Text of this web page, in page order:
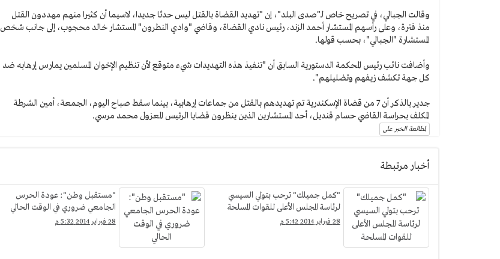
وقالت الجبالي، في تصريح خاص لـ"صدى البلد"، إن "تهديد القضاة بالقتل ليس حدثا جديدا، لاسيما أن كثيرا منهم مهددون القتل
منذ فترة، وعلى رأسهم المستشار أحمد الزند، رئيس نادي القضاة، وقاضي "وادي النطرون" المستشار خالد محجوب، إلى جانب شخص
المستشارة "الجبالي"، بحسب قولها.
وأضافت نائب رئيس المحكمة الدستورية السابق أن "تنفيذ هذه التهديدات شيء متوقع لأن تنظيم الإخوان المسلمين يمارس إرهابه ضد
كل جهة تكشف زيفهم وتضليلهم".
جدير بالذكر أن 7 من قضاة الإسكندرية تم تهديدهم بالقتل من جماعات إرهابية، بينما سقط صباح اليوم، الجمعة، أمين الشرطة
المكلف بحراسة القاضي حسام قنديل، أحد المستشارين الذين ينظرون قضايا الرئيس المعزول محمد مرسي.
لمطالعة الخبر على
أخبار مرتبطة
"كمل جميلك" ترحب بتولي السيسي
لرئاسة المجلس الأعلى للقوات المسلحة
28 فبراير 2014 5:42 م
"مستقبل وطن": عودة الحرس
الجامعي ضروري في الوقت الحالي
28 فبراير 2014 5:32 م